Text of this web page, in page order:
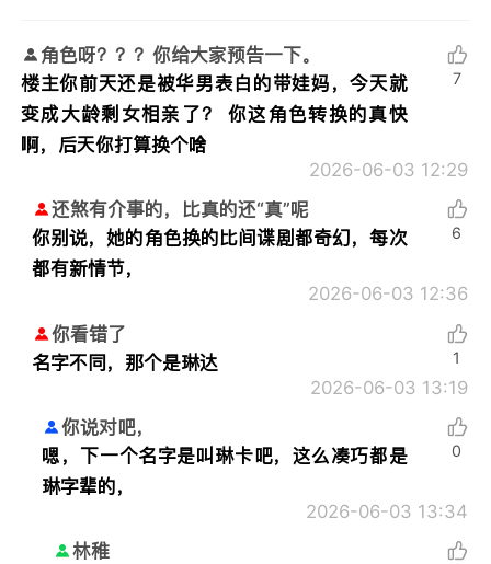
角色呀？？？你给大家预告一下。
楼主你前天还是被华男表白的带娃妈，今天就
变成大龄剩女相亲了？ 你这角色转换的真快
啊，后天你打算换个啥
2026-06-03 12:29
7
还煞有介事的，比真的还“真”呢
你别说，她的角色换的比间谍剧都奇幻，每次
都有新情节，
2026-06-03 12:36
6
你看错了
名字不同，那个是琳达
2026-06-03 13:19
1
你说对吧，
嗯，下一个名字是叫琳卡吧，这么凑巧都是
琳字辈的，
2026-06-03 13:34
0
林稚